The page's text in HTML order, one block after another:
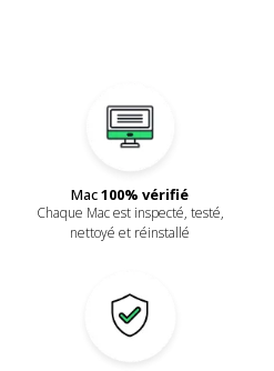
Mac100% vérifié
Chaque Mac est inspecté, testé,
nettoyé et réinstallé